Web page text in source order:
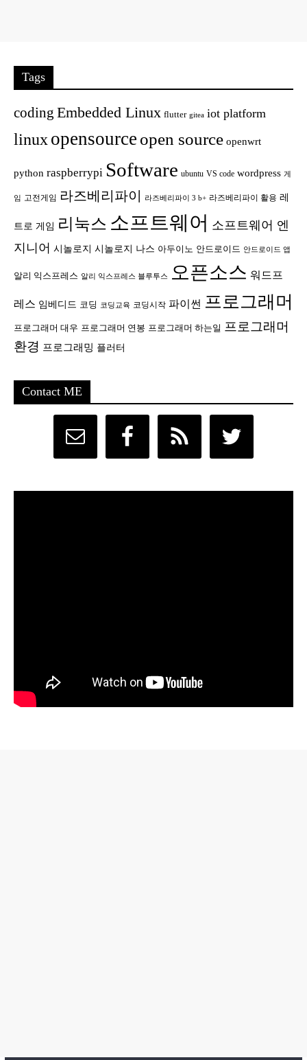
Tags
coding Embedded Linux flutter gitea iot platform
linux opensource open source openwrt
python raspberrypi Software ubuntu VS code wordpress 게
임 고전게임 라즈베리파이 라즈베리파이 3 b+ 라즈베리파이 활용 레
트로 게임 리눅스 소프트웨어 소프트웨어 엔
지니어 시놀로지 시놀로지 나스 아두이노 안드로이드 안드로이드 앱
알리 익스프레스 알리 익스프레스 블루투스 오픈소스 워드프
레스 임베디드 코딩 코딩교육 코딩시작 파이썬 프로그래머
프로그래머 대우 프로그래머 연봉 프로그래머 하는일 프로그래머
환경 프로그래밍 플러터
Contact ME